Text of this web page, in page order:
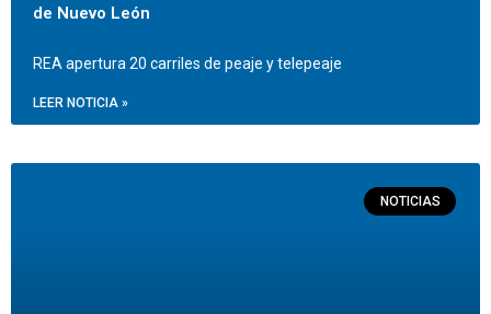
de Nuevo León
REA apertura 20 carriles de peaje y telepeaje
LEER NOTICIA »
NOTICIAS